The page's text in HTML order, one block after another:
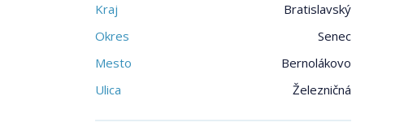
Kraj
Bratislavský
Okres
Senec
Mesto
Bernolákovo
Ulica
Železničná